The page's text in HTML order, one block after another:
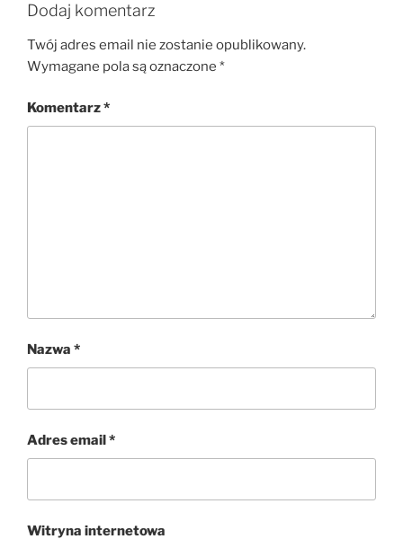
Dodaj komentarz
Twój adres email nie zostanie opublikowany.
Wymagane pola są oznaczone *
Komentarz*
Nazwa *
Adres email *
Witryna internetowa